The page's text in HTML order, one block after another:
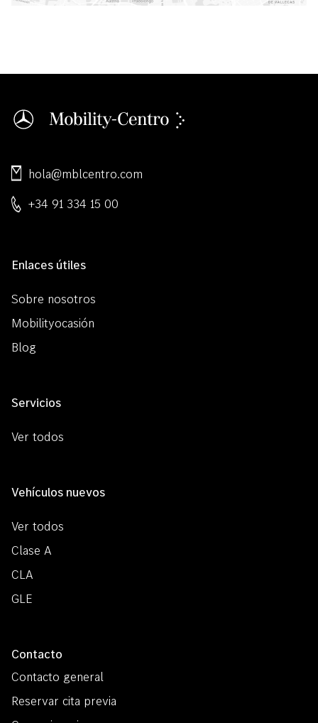
hola@mblcentro.com
+34 91 334 15 00
Enlaces útiles
Sobre nosotros
Mobilityocasión
Blog
Servicios
Ver todos
Vehículos nuevos
Ver todos
Clase A
CLA
GLE
Contacto
Contacto general
Reservar cita previa